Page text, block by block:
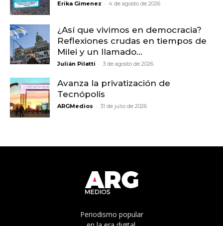
Erika Gimenez - 4 de agosto de 2026
¿Así que vivimos en democracia?
Reflexiones crudas en tiempos de
Milei y un llamado...
Julián Pilatti - 3 de agosto de 2026
Avanza la privatización de
Tecnópolis
ARGMedios - 31 de julio de 2026
Periodismo popular